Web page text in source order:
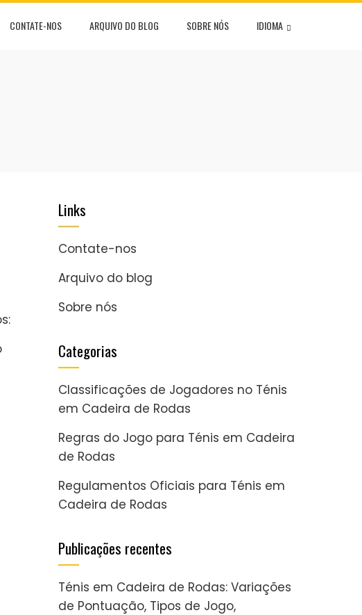
CONTATE-NOS ARQUIVO DO BLOG SOBRE NÓS IDIOMA
Links
Contate-nos
Arquivo do blog
Sobre nós
Categorias
Classificações de Jogadores no Ténis
em Cadeira de Rodas
Regras do Jogo para Ténis em Cadeira
de Rodas
Regulamentos Oficiais para Ténis em
Cadeira de Rodas
Publicações recentes
Ténis em Cadeira de Rodas: Variações
de Pontuação, Tipos de Jogo,